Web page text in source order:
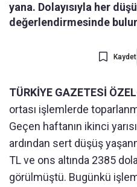
yana. Dolayısıyla her
değerlendirmesinde
Kaydet
TÜRKİYE GAZETESİ
ortası işlemlerde
Geçen haftanın ikinci
ardından sert düşüş
TL ve ons altında 2385
görülmüştü. Bugünkü